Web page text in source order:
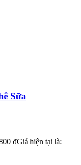
Sữa
₫Giá hiện tại là: